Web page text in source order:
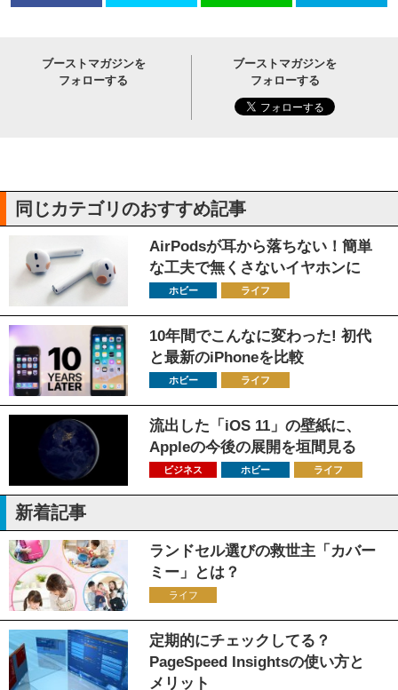
ブーストマガジンを
フォローする
ブーストマガジンを
フォローする
同じカテゴリのおすすめ記事
AirPodsが耳から落ちない！簡単
な工夫で無くさないイヤホンに
ホビー ライフ
10年間でこんなに変わった! 初代
と最新のiPhoneを比較
ホビー ライフ
流出した「iOS 11」の壁紙に、
Appleの今後の展開を垣間見る
ビジネス ホビー ライフ
新着記事
ランドセル選びの救世主「カバー
ミー」とは？
ライフ
定期的にチェックしてる？
PageSpeed Insightsの使い方と
メリット